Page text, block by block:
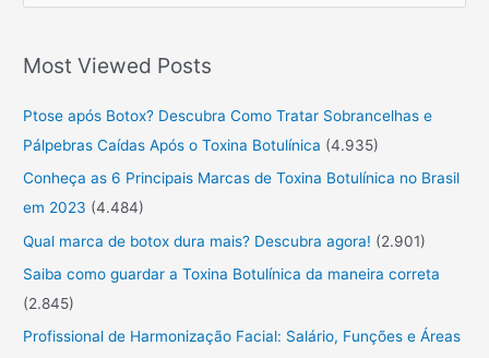
r
c
r
:
Most Viewed Posts
Ptose após Botox? Descubra Como Tratar Sobrancelhas e
Pálpebras Caídas Após o Toxina Botulínica (4.935)
Conheça as 6 Principais Marcas de Toxina Botulínica no Brasil
em 2023 (4.484)
Qual marca de botox dura mais? Descubra agora! (2.901)
Saiba como guardar a Toxina Botulínica da maneira correta
(2.845)
Profissional de Harmonização Facial: Salário, Funções e Áreas